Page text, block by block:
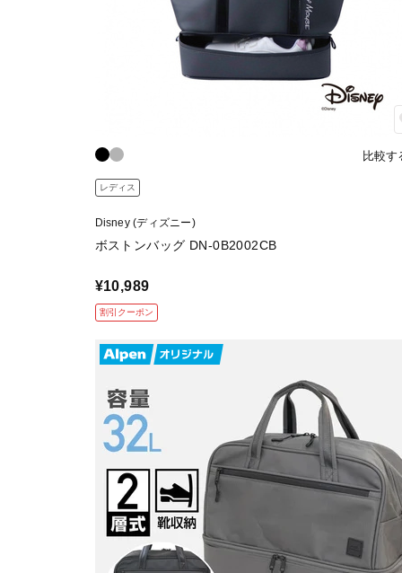
比較す
レディス
Disney (ディズニー)
ボストンバッグ DN-0B2002CB
¥10,989
割引クーポン